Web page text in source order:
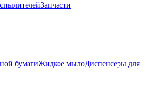
Запчасти
бумагиЖидкое мылоДиспенсеры для